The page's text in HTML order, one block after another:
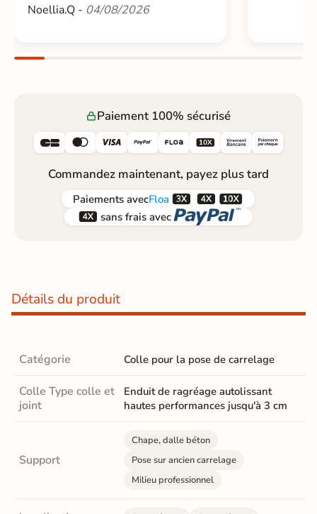
Noellia.Q - 04/08/2026
Paiement 100% sécurisé
     
Commandez maintenant, payez plus tard
Paiements avecFloa  
 sans frais avec 
Détails du produit
Catégorie Colle pour la pose de carrelage
Colle Type colle et
joint
Enduit de ragréage autolissant
hautes performances jusqu'à 3 cm
Support
Chape, dalle béton
Pose sur ancien carrelage
Milieu professionnel